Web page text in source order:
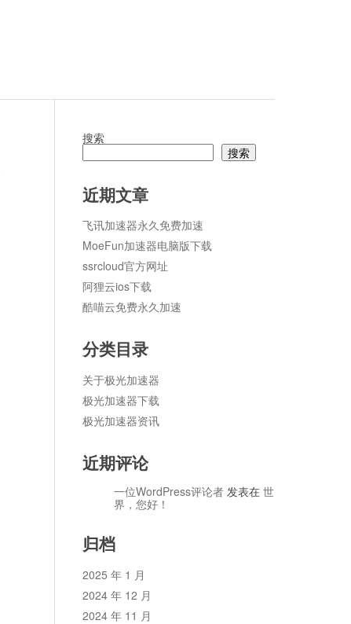
搜索
搜索
近期文章
飞讯加速器永久免费加速
MoeFun加速器电脑版下载
ssrcloud官方网址
阿狸云ios下载
酷喵云免费永久加速
分类目录
关于极光加速器
极光加速器下载
极光加速器资讯
近期评论
一位WordPress评论者 发表在 世
界，您好！
归档
2025 年 1 月
2024 年 12 月
2024 年 11 月